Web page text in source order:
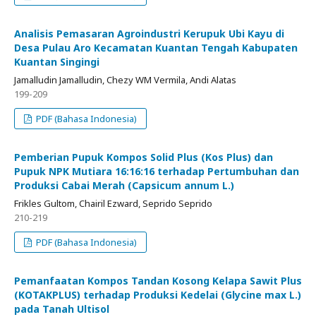
Analisis Pemasaran Agroindustri Kerupuk Ubi Kayu di
Desa Pulau Aro Kecamatan Kuantan Tengah Kabupaten
Kuantan Singingi
Jamalludin Jamalludin, Chezy WM Vermila, Andi Alatas
199-209
PDF (Bahasa Indonesia)
Pemberian Pupuk Kompos Solid Plus (Kos Plus) dan
Pupuk NPK Mutiara 16:16:16 terhadap Pertumbuhan dan
Produksi Cabai Merah (Capsicum annum L.)
Frikles Gultom, Chairil Ezward, Seprido Seprido
210-219
PDF (Bahasa Indonesia)
Pemanfaatan Kompos Tandan Kosong Kelapa Sawit Plus
(KOTAKPLUS) terhadap Produksi Kedelai (Glycine max L.)
pada Tanah Ultisol